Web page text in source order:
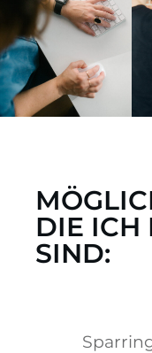
DIE ICH
SIND: